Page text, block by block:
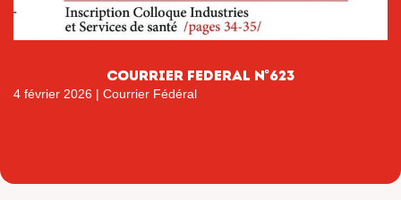
COURRIER FEDERAL N°623
4 février 2026 | Courrier Fédéral